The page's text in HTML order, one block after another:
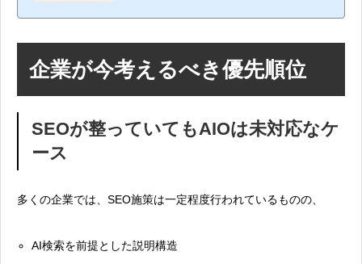
にしたままAI施策を検討すると、不要なシステム投資や、目的と手段
す。AIOとLLMOの違いを一言で整理すると最初に結論を示します。AI
O（...
企業が今考えるべき優先順位
SEOが整っていてもAIOは未対応なケ
ース
多くの企業では、SEO施策は一定程度行われているものの、
AI検索を前提とした説明構造